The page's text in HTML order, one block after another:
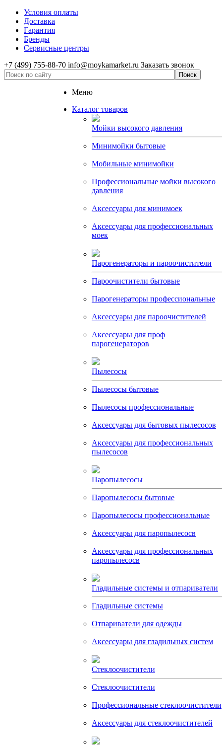
Условия оплаты
Доставка
Гарантия
Бренды
Сервисные центры
+7 (499) 755-88-70 info@moykamarket.ru Заказать звонок
Меню
Каталог товаров
Мойки высокого давления
Минимойки бытовые
Мобильные минимойки
Профессиональные мойки высокого
давления
Аксессуары для минимоек
Аксессуары для профессиональных
моек
Парогенераторы и пароочистители
Пароочистители бытовые
Парогенераторы профессиональные
Аксессуары для пароочистителей
Аксессуары для проф
парогенераторов
Пылесосы
Пылесосы бытовые
Пылесосы профессиональные
Аксессуары для бытовых пылесосов
Аксессуары для профессиональных
пылесосов
Паропылесосы
Паропылесосы бытовые
Паропылесосы профессиональные
Аксессуары для паропылесосв
Аксессуары для профессиональных
паропылесосв
Гладильные системы и отпариватели
Гладильные системы
Отпариватели для одежды
Аксессуары для гладильных систем
Стеклоочистители
Стеклоочистители
Профессиональные стеклоочистители
Аксессуары для стеклоочистителей